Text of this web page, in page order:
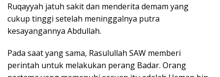
Ruqayyah jatuh sakit dan menderita demam yang
cukup tinggi setelah meninggalnya putra
kesayangannya Abdullah.
Pada saat yang sama, Rasulullah SAW memberi
perintah untuk melakukan perang Badar. Orang